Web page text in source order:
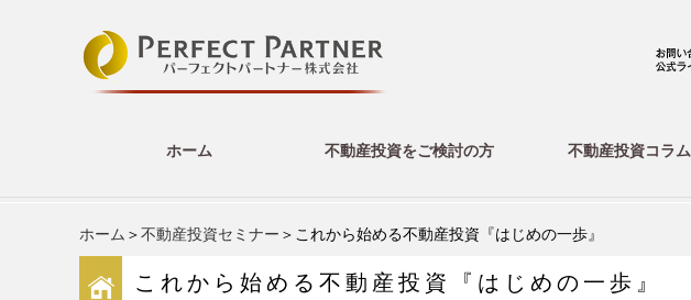
ホーム 不動産投資をご検討の方 不動産投資コラム
ホーム ＞不動産投資セミナー ＞これから始める不動産投資『はじめの一歩』
これから始める不動産投資『はじめの一歩』